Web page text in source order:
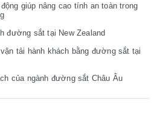
giúp nâng cao tính an toàn trong
đường sắt tại New Zealand
tải hành khách bằng đường sắt tại
của ngành đường sắt Châu Âu